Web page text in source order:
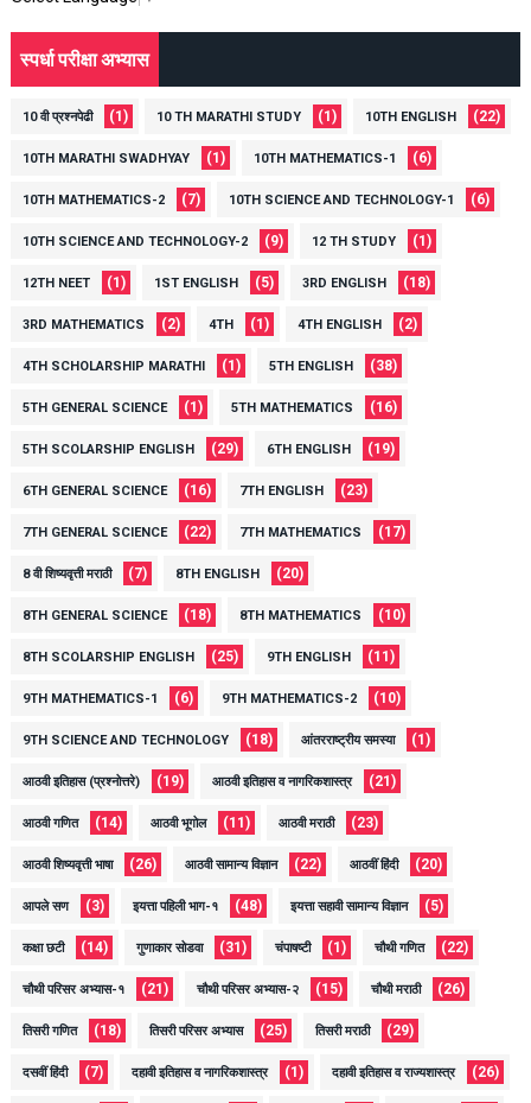
स्पर्धा परीक्षा अभ्यास
10 वी प्रश्नपेढी (1) 10 TH MARATHI STUDY (1) 10TH ENGLISH (22)
10TH MARATHI SWADHYAY (1) 10TH MATHEMATICS-1 (6)
10TH MATHEMATICS-2 (7) 10TH SCIENCE AND TECHNOLOGY-1 (6)
10TH SCIENCE AND TECHNOLOGY-2 (9) 12 TH STUDY (1)
12TH NEET (1) 1ST ENGLISH (5) 3RD ENGLISH (18)
3RD MATHEMATICS (2) 4TH (1) 4TH ENGLISH (2)
4TH SCHOLARSHIP MARATHI (1) 5TH ENGLISH (38)
5TH GENERAL SCIENCE (1) 5TH MATHEMATICS (16)
5TH SCOLARSHIP ENGLISH (29) 6TH ENGLISH (19)
6TH GENERAL SCIENCE (16) 7TH ENGLISH (23)
7TH GENERAL SCIENCE (22) 7TH MATHEMATICS (17)
8 वी शिष्यवृत्ती मराठी (7) 8TH ENGLISH (20)
8TH GENERAL SCIENCE (18) 8TH MATHEMATICS (10)
8TH SCOLARSHIP ENGLISH (25) 9TH ENGLISH (11)
9TH MATHEMATICS-1 (6) 9TH MATHEMATICS-2 (10)
9TH SCIENCE AND TECHNOLOGY (18) आंतरराष्ट्रीय समस्या (1)
आठवी इतिहास (प्रश्नोत्तरे) (19) आठवी इतिहास व नागरिकशास्त्र (21)
आठवी गणित (14) आठवी भूगोल (11) आठवी मराठी (23)
आठवी शिष्यवृत्ती भाषा (26) आठवी सामान्य विज्ञान (22) आठवीं हिंदी (20)
आपले सण (3) इयत्ता पहिली भाग-१ (48) इयत्ता सहावी सामान्य विज्ञान (5)
कक्षा छटी (14) गुणाकार सोडवा (31) चंपाषष्टी (1) चौथी गणित (22)
चौथी परिसर अभ्यास-१ (21) चौथी परिसर अभ्यास-२ (15) चौथी मराठी (26)
तिसरी गणित (18) तिसरी परिसर अभ्यास (25) तिसरी मराठी (29)
दसवीं हिंदी (7) दहावी इतिहास व नागरिकशास्त्र (1) दहावी इतिहास व राज्यशास्त्र (26)